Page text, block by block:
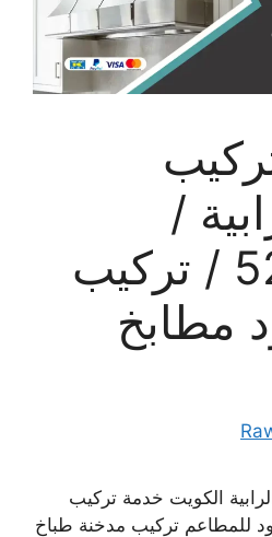
/
52227350 / تركيب
مطابخ
الكويت خدمة تركيب
للمطاعم تركيب مدخنة طباخ